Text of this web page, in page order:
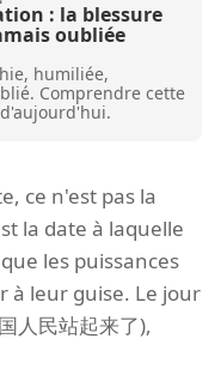
: la blessure
oubliée
humiliée,
Comprendre cette
ce n'est pas la
la date à laquelle
les puissances
à leur guise. Le jour
人民站起来了),